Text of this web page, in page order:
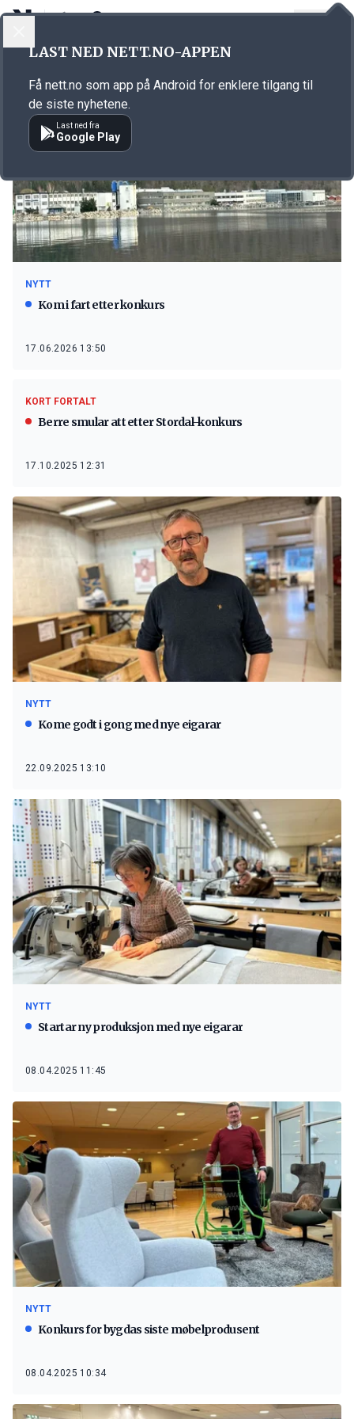
Emne: Stordal Møbel
NYTT
Kom i fart etter konkurs
17.06.2026 13:50
KORT FORTALT
Berre smular att etter Stordal-konkurs
17.10.2025 12:31
NYTT
Kome godt i gong med nye eigarar
22.09.2025 13:10
NYTT
Startar ny produksjon med nye eigarar
08.04.2025 11:45
NYTT
Konkurs for bygdas siste møbelprodusent
08.04.2025 10:34
LAST NED NETT.NO-APPEN
Få nett.no som app på Android for enklere tilgang til
de siste nyhetene.
Last ned fra
Google Play